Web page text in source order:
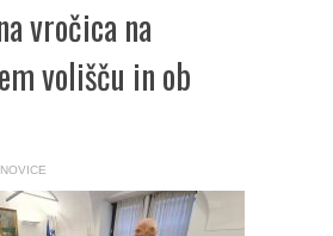
vročica na
volišču in ob
NOVICE